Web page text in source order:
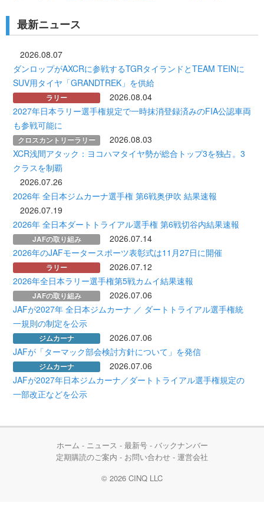
最新ニュース
2026.08.07
ダンロップがAXCRに参戦するTGRタイランドとTEAM TEINに
SUV用タイヤ「GRANDTREK」を供給
ラリー
2026.08.04
2027年日本ラリー選手権規定で一時抹消登録済みのFIA公認車両
も参戦可能に
クロスカントリーラリー
2026.08.03
XCR浅間アタック：ヨコハマタイヤ勢が総合トップ3を独占。3
クラスを制覇
2026.07.26
2026年 全日本ジムカーナ選手権 第6戦奥伊吹 結果速報
2026.07.19
2026年 全日本ダートトライアル選手権 第6戦切谷内結果速報
JAFの取り組み
2026.07.14
2026年のJAFモータースポーツ表彰式は11月27日に開催
ラリー
2026.07.12
2026年全日本ラリー選手権第5戦カムイ結果速報
JAFの取り組み
2026.07.06
JAFが2027年 全日本ジムカーナ ／ ダートトライアル選手権統
一規則の制定を公示
ジムカーナ
2026.07.06
JAFが「ターマック部会検討方針について」を発信
ジムカーナ
2026.07.06
JAFが2027年日本ジムカーナ／ダートトライアル選手権規定の
一部改正などを公示
ホーム - ニュース - 最新号- バックナンバー
定期購読のご案内 - お問い合わせ - 運営会社
© 2026 CINQ LLC